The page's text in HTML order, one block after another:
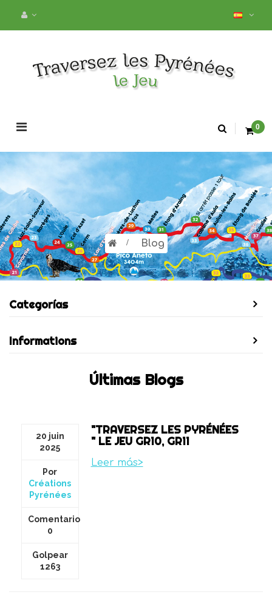
Navegación
palanca
0
> Blog
Categorías
Informations
Últimas Blogs
20 juin
2025
Por
Créations
Pyrénées
Comentario
0
Golpear
1263
"TRAVERSEZ LES PYRÉNÉES
" LE JEU GR10, GR11
Leer más>